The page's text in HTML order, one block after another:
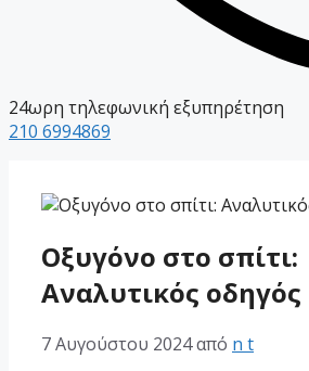
24ωρη τηλεφωνική εξυπηρέτηση
210 6994869
Οξυγόνο στο σπίτι:
Αναλυτικός οδηγός
7 Αυγούστου 2024από n t